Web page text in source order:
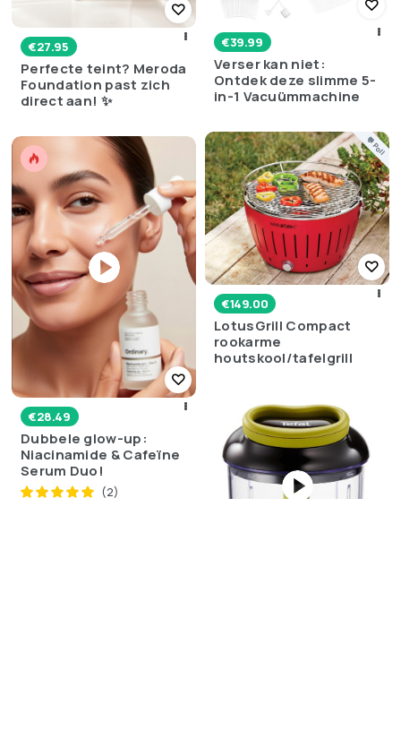
€27.95
Perfecte teint? Meroda
Foundation past zich
direct aan! ✨
€39.99
Verser kan niet:
Ontdek deze slimme 5-
in-1 Vacuümmachine
💬 Poll
€149.00
LotusGrill Compact
rookarme
houtskool/tafelgrill
€28.49
Dubbele glow-up:
Niacinamide & Cafeïne
Serum Duo!
(2)